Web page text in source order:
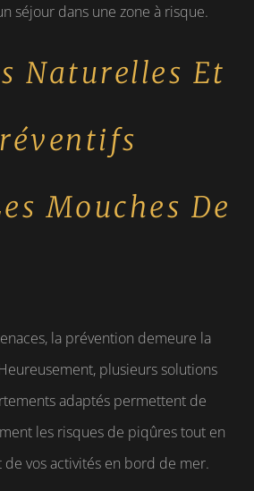
séjour dans une zone à risque.
Naturelles Et
Mouches De
la prévention demeure la
plusieurs solutions
adaptés permettent de
les risques de piqûres tout en
vos activités en bord de mer.